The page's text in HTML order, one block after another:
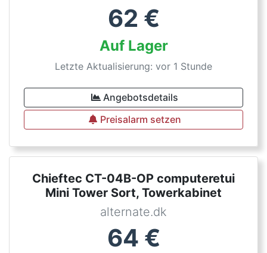
62 €
Auf Lager
Letzte Aktualisierung: vor 1 Stunde
Angebotsdetails
Preisalarm setzen
Chieftec CT-04B-OP computeretui
Mini Tower Sort, Towerkabinet
alternate.dk
64 €